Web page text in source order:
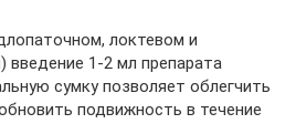
локтевом и
введение 1-2 мл препарата
сумку позволяет облегчить
подвижность в течение